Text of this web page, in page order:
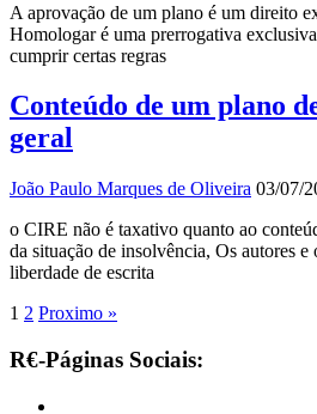
A aprovação de um plano é um direito
Homologar é uma prerrogativa
cumprir certas regras
Conteúdo de um plano
geral
João Paulo Marques de Oliveira 03/07/
o CIRE não é taxativo quanto ao
da situação de insolvência, Os autores e
liberdade de escrita
1 2 Proximo »
R€-Páginas Sociais: